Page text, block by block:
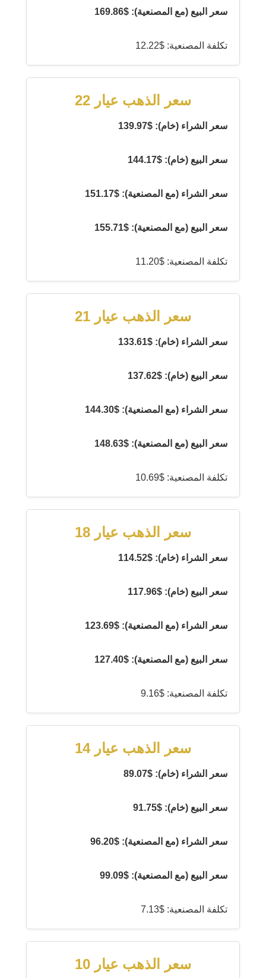
سعر البيع (مع المصنعية): $169.86
تكلفة المصنعية: $12.22
سعر الذهب عيار 22
سعر الشراء (خام): $139.97
سعر البيع (خام): $144.17
سعر الشراء (مع المصنعية): $151.17
سعر البيع (مع المصنعية): $155.71
تكلفة المصنعية: $11.20
سعر الذهب عيار 21
سعر الشراء (خام): $133.61
سعر البيع (خام): $137.62
سعر الشراء (مع المصنعية): $144.30
سعر البيع (مع المصنعية): $148.63
تكلفة المصنعية: $10.69
سعر الذهب عيار 18
سعر الشراء (خام): $114.52
سعر البيع (خام): $117.96
سعر الشراء (مع المصنعية): $123.69
سعر البيع (مع المصنعية): $127.40
تكلفة المصنعية: $9.16
سعر الذهب عيار 14
سعر الشراء (خام): $89.07
سعر البيع (خام): $91.75
سعر الشراء (مع المصنعية): $96.20
سعر البيع (مع المصنعية): $99.09
تكلفة المصنعية: $7.13
سعر الذهب عيار 10